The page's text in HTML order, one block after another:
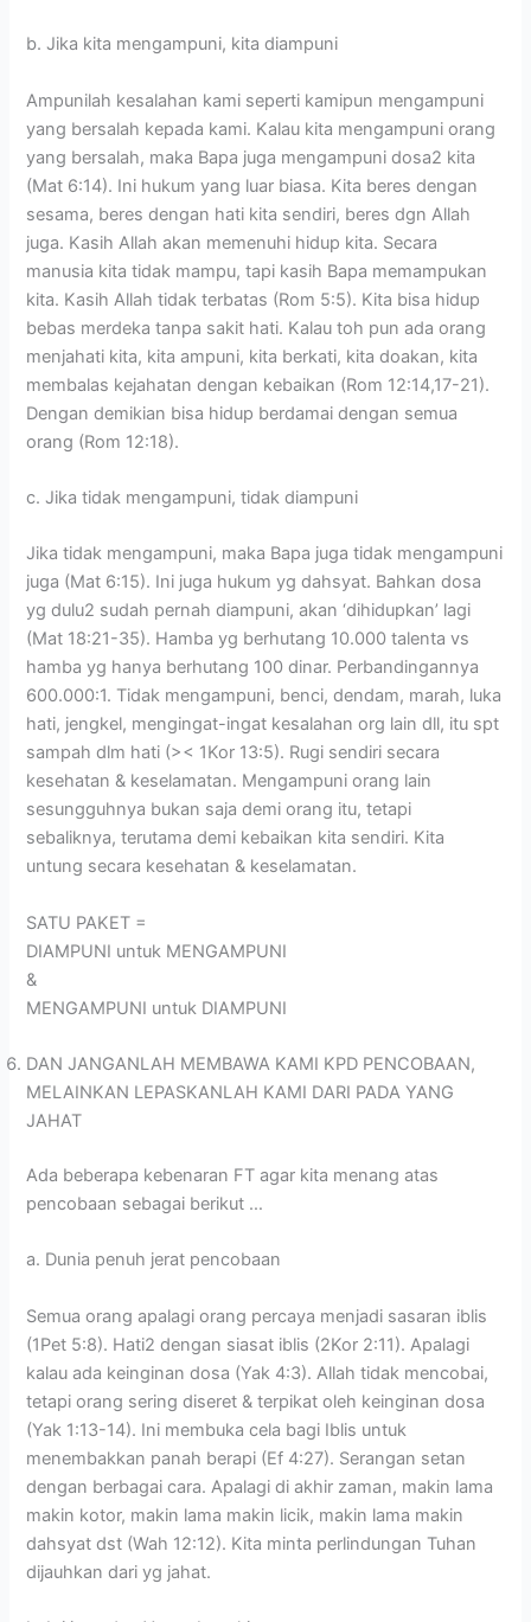
b. Jika kita mengampuni, kita diampuni
Ampunilah kesalahan kami seperti kamipun mengampuni
yang bersalah kepada kami. Kalau kita mengampuni orang
yang bersalah, maka Bapa juga mengampuni dosa2 kita
(Mat 6:14). Ini hukum yang luar biasa. Kita beres dengan
sesama, beres dengan hati kita sendiri, beres dgn Allah
juga. Kasih Allah akan memenuhi hidup kita. Secara
manusia kita tidak mampu, tapi kasih Bapa memampukan
kita. Kasih Allah tidak terbatas (Rom 5:5). Kita bisa hidup
bebas merdeka tanpa sakit hati. Kalau toh pun ada orang
menjahati kita, kita ampuni, kita berkati, kita doakan, kita
membalas kejahatan dengan kebaikan (Rom 12:14,17-21).
Dengan demikian bisa hidup berdamai dengan semua
orang (Rom 12:18).
c. Jika tidak mengampuni, tidak diampuni
Jika tidak mengampuni, maka Bapa juga tidak mengampuni
juga (Mat 6:15). Ini juga hukum yg dahsyat. Bahkan dosa
yg dulu2 sudah pernah diampuni, akan ‘dihidupkan’ lagi
(Mat 18:21-35). Hamba yg berhutang 10.000 talenta vs
hamba yg hanya berhutang 100 dinar. Perbandingannya
600.000:1. Tidak mengampuni, benci, dendam, marah, luka
hati, jengkel, mengingat-ingat kesalahan org lain dll, itu spt
sampah dlm hati (>< 1Kor 13:5). Rugi sendiri secara
kesehatan & keselamatan. Mengampuni orang lain
sesungguhnya bukan saja demi orang itu, tetapi
sebaliknya, terutama demi kebaikan kita sendiri. Kita
untung secara kesehatan & keselamatan.
SATU PAKET =
DIAMPUNI untuk MENGAMPUNI
&
MENGAMPUNI untuk DIAMPUNI
DAN JANGANLAH MEMBAWA KAMI KPD PENCOBAAN,
MELAINKAN LEPASKANLAH KAMI DARI PADA YANG
JAHAT
Ada beberapa kebenaran FT agar kita menang atas
pencobaan sebagai berikut …
a. Dunia penuh jerat pencobaan
Semua orang apalagi orang percaya menjadi sasaran iblis
(1Pet 5:8). Hati2 dengan siasat iblis (2Kor 2:11). Apalagi
kalau ada keinginan dosa (Yak 4:3). Allah tidak mencobai,
tetapi orang sering diseret & terpikat oleh keinginan dosa
(Yak 1:13-14). Ini membuka cela bagi Iblis untuk
menembakkan panah berapi (Ef 4:27). Serangan setan
dengan berbagai cara. Apalagi di akhir zaman, makin lama
makin kotor, makin lama makin licik, makin lama makin
dahsyat dst (Wah 12:12). Kita minta perlindungan Tuhan
dijauhkan dari yg jahat.